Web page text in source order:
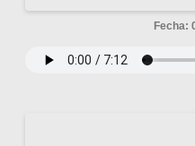
Fecha: